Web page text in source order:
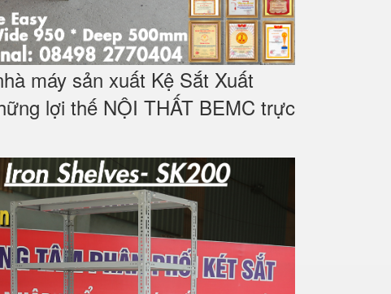
máy sản xuất Kệ Sắt Xuất
lợi thế NỘI THẤT BEMC trực